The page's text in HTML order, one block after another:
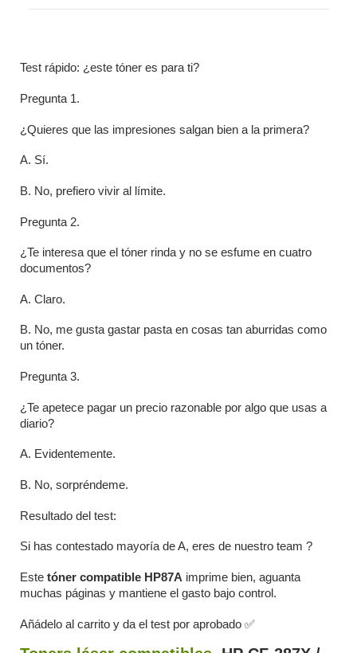
Test rápido: ¿este tóner es para ti?
Pregunta 1.
¿Quieres que las impresiones salgan bien a la primera?
A. Sí.
B. No, prefiero vivir al límite.
Pregunta 2.
¿Te interesa que el tóner rinda y no se esfume en cuatro
documentos?
A. Claro.
B. No, me gusta gastar pasta en cosas tan aburridas como
un tóner.
Pregunta 3.
¿Te apetece pagar un precio razonable por algo que usas a
diario?
A. Evidentemente.
B. No, sorpréndeme.
Resultado del test:
Si has contestado mayoría de A, eres de nuestro team ?
Este tóner compatible HP87A imprime bien, aguanta
muchas páginas y mantiene el gasto bajo control.
Añádelo al carrito y da el test por aprobado ✅